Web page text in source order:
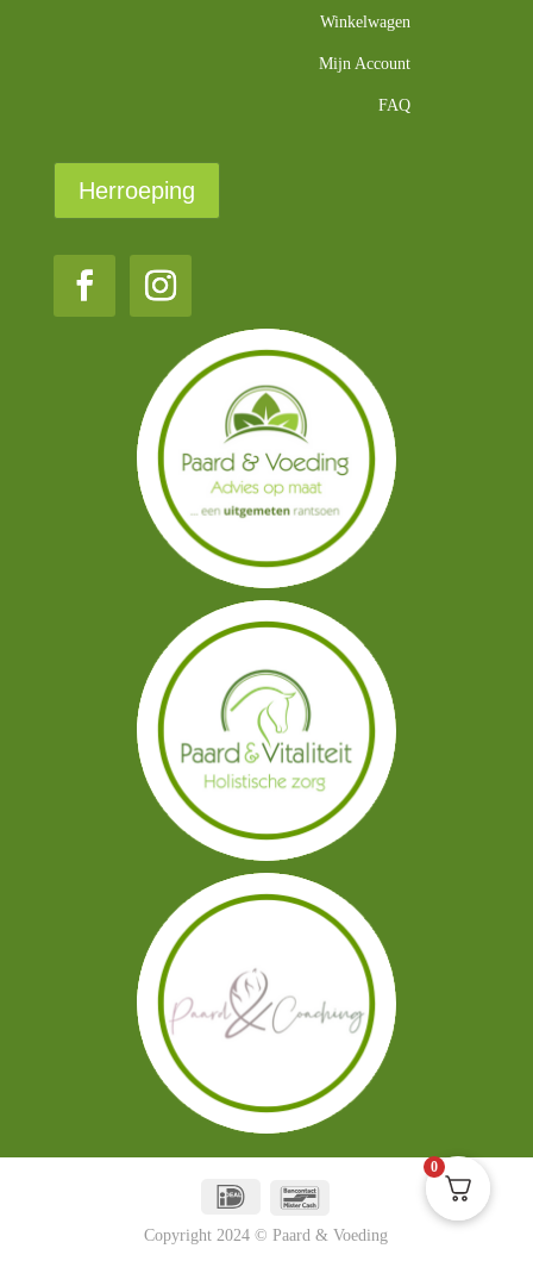
Winkelwagen
Mijn Account
FAQ
Herroeping
Copyright 2024 © Paard & Voeding
0